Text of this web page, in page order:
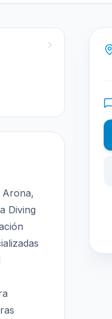
Arona,
Diving